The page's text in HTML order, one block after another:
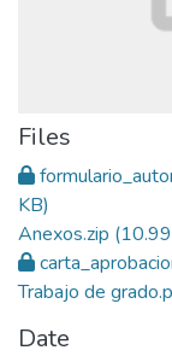
Files
KB)
Anexos.zip
Trabajo de
Date